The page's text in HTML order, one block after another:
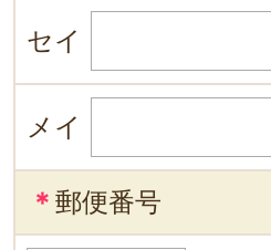
セイ
メイ
＊ 郵便番号